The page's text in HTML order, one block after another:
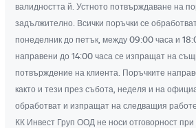
валидността й. Устното потвърждаване на
задължително. Всички поръчки се
понеделник до петък, между 09:00 часа и
направени до 14:00 часа се изпращат на
потвърждение на клиента. Поръчките
както и тези през събота, неделя и на
обработват и изпращат на следващия
КК Инвест Груп ООД не носи отговорност